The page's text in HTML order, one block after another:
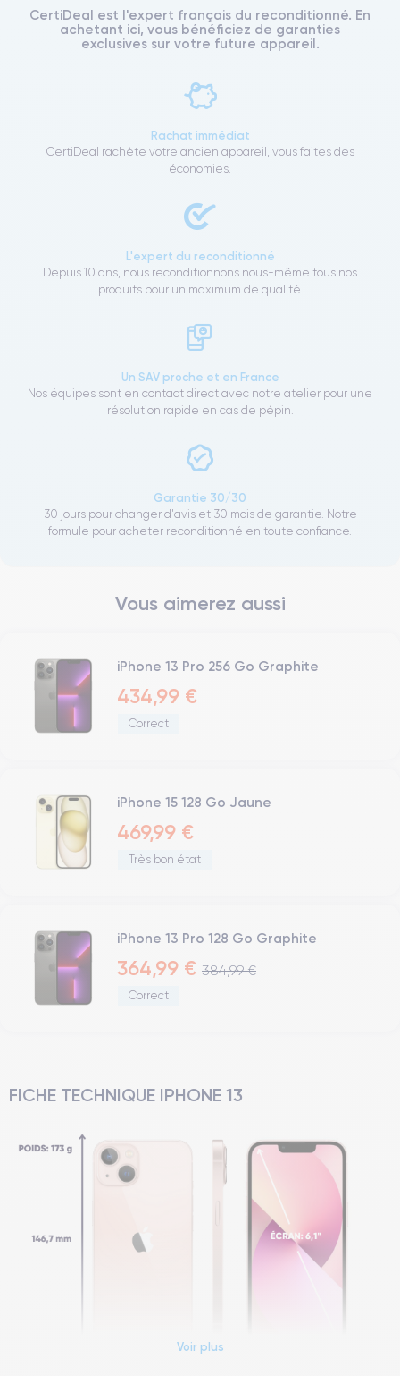
CertiDeal est l'expert français du reconditionné. En
achetant ici, vous bénéficiez de garanties
exclusives sur votre future appareil.
Rachat immédiat
CertiDeal rachète votre ancien appareil, vous faites des
économies.
L'expert du reconditionné
Depuis 10 ans, nous reconditionnons nous-même tous nos
produits pour un maximum de qualité.
Un SAV proche et en France
Nos équipes sont en contact direct avec notre atelier pour une
résolution rapide en cas de pépin.
Garantie 30/30
30 jours pour changer d'avis et 30 mois de garantie. Notre
formule pour acheter reconditionné en toute confiance.
Vous aimerez aussi
iPhone 13 Pro 256 Go Graphite
434,99 €
Correct
iPhone 15 128 Go Jaune
469,99 €
Très bon état
iPhone 13 Pro 128 Go Graphite
364,99 € 384,99 €
Correct
FICHE TECHNIQUE IPHONE 13
Voir plus